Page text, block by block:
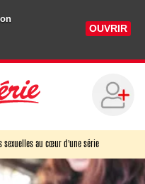
OUVRIR
sexuelles au cœur d'une série